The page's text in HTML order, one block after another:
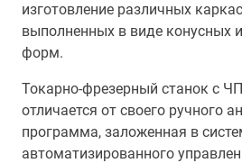
изготовление различных
выполненных в виде конусных
форм.
Токарно-фрезерный станок с
отличается от своего ручного
программа, заложенная в
автоматизированного